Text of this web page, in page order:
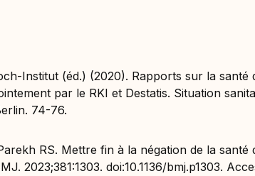
Institut (éd.) (2020). Rapports sur la santé
par le RKI et Destatis. Situation
74-76.
RS. Mettre fin à la négation de la santé
2023;381:1303. doi:10.1136/bmj.p1303.